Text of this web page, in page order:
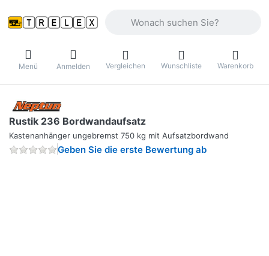
Menü Anmelden Vergleichen Wunschliste Warenkorb
Rustik 236 Bordwandaufsatz
Kastenanhänger ungebremst 750 kg mit Aufsatzbordwand
Geben Sie die erste Bewertung ab